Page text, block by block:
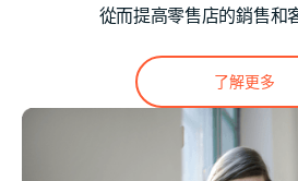
從而提高零售店的銷售和
了解更多